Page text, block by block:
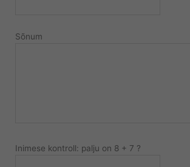
Sõnum
Inimese kontroll: palju on 8 + 7 ?